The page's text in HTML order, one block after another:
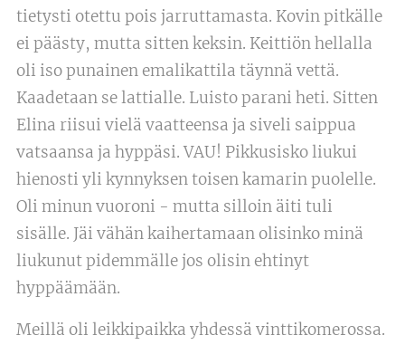
tietysti otettu pois jarruttamasta. Kovin pitkälle
ei päästy, mutta sitten keksin. Keittiön hellalla
oli iso punainen emalikattila täynnä vettä.
Kaadetaan se lattialle. Luisto parani heti. Sitten
Elina riisui vielä vaatteensa ja siveli saippua
vatsaansa ja hyppäsi. VAU! Pikkusisko liukui
hienosti yli kynnyksen toisen kamarin puolelle.
Oli minun vuoroni - mutta silloin äiti tuli
sisälle. Jäi vähän kaihertamaan olisinko minä
liukunut pidemmälle jos olisin ehtinyt
hyppäämään.
Meillä oli leikkipaikka yhdessä vinttikomerossa.